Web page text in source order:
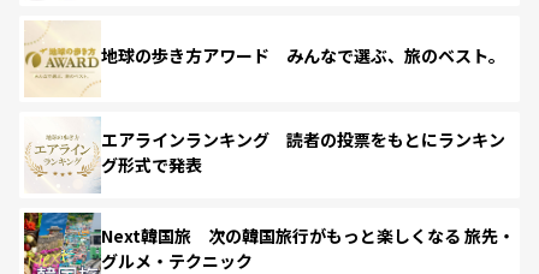
地球の歩き方アワード みんなで選ぶ、旅のベスト。
エアラインランキング 読者の投票をもとにランキン
グ形式で発表
Next韓国旅 次の韓国旅行がもっと楽しくなる 旅先・
グルメ・テクニック